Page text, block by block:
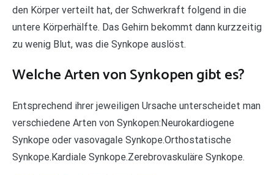
den Körper verteilt hat, der Schwerkraft folgend in die
untere Körperhälfte. Das Gehirn bekommt dann kurzzeitig
zu wenig Blut, was die Synkope auslöst.
Welche Arten von Synkopen gibt es?
Entsprechend ihrer jeweiligen Ursache unterscheidet man
verschiedene Arten von Synkopen:Neurokardiogene
Synkope oder vasovagale Synkope.Orthostatische
Synkope.Kardiale Synkope.Zerebrovaskuläre Synkope.